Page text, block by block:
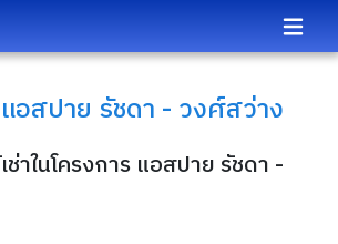
แอสปาย รัชดา - วงศ์สว่าง
าในโครงการ แอสปาย รัชดา -